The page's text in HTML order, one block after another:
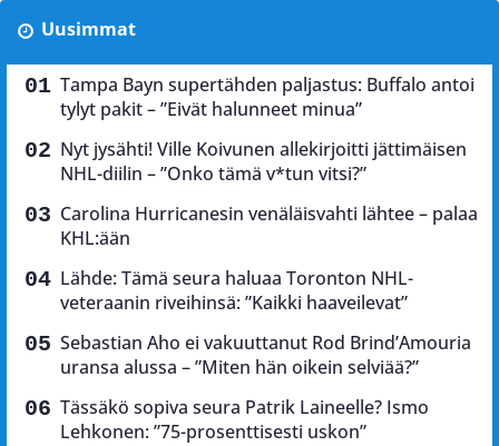
Uusimmat
Tampa Bayn supertähden paljastus: Buffalo antoi
tylyt pakit – ”Eivät halunneet minua”
Nyt jysähti! Ville Koivunen allekirjoitti jättimäisen
NHL-diilin – ”Onko tämä v*tun vitsi?”
Carolina Hurricanesin venäläisvahti lähtee – palaa
KHL:ään
Lähde: Tämä seura haluaa Toronton NHL-
veteraanin riveihinsä: ”Kaikki haaveilevat”
Sebastian Aho ei vakuuttanut Rod Brind’Amouria
uransa alussa – ”Miten hän oikein selviää?”
Tässäkö sopiva seura Patrik Laineelle? Ismo
Lehkonen: ”75-prosenttisesti uskon”